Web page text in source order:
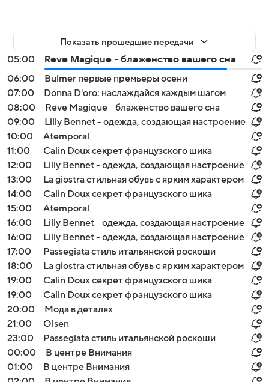
Показать прошедшие передачи
05:00
Reve Magique - блаженство вашего сна
06:00
Bulmer первые премьеры осени
07:00
Donna D'oro: наслаждайся каждым шагом
08:00
Reve Magique - блаженство вашего сна
09:00
Lilly Bennet - одежда, создающая настроение
10:00
Atemporal
11:00
Calin Doux секрет французского шика
12:00
Lilly Bennet - одежда, создающая настроение
13:00
La giostra стильная обувь с ярким характером
14:00
Calin Doux секрет французского шика
15:00
Atemporal
16:00
Lilly Bennet - одежда, создающая настроение
16:00
Lilly Bennet - одежда, создающая настроение
17:00
Passegiata стиль итальянской роскоши
18:00
La giostra стильная обувь с ярким характером
19:00
Calin Doux секрет французского шика
19:00
Calin Doux секрет французского шика
20:00
Мода в деталях
21:00
Olsen
23:00
Passegiata стиль итальянской роскоши
00:00
В центре Внимания
01:00
В центре Внимания